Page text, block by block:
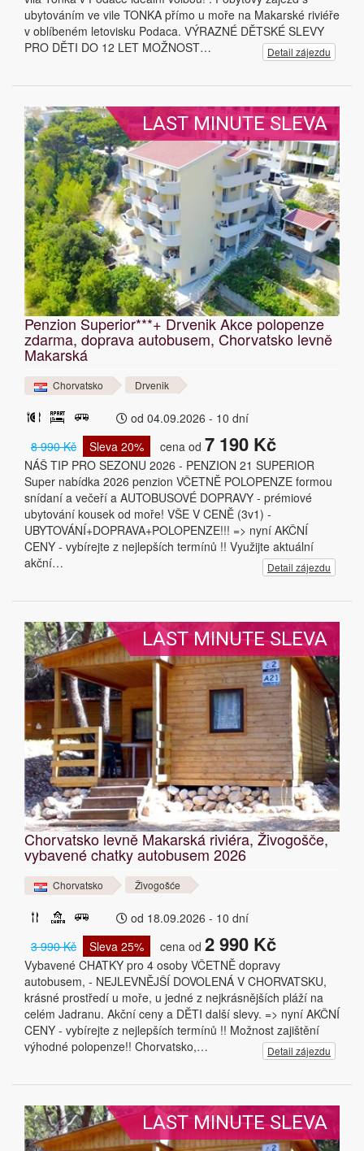
ubytováním ve vile TONKA přímo u moře na Makarské riviéře
v oblíbeném letovisku Podaca. VÝRAZNÉ DĚTSKÉ SLEVY
PRO DĚTI DO 12 LET MOŽNOST…
Detail zájezdu
LAST MINUTE SLEVA
Penzion Superior***+ Drvenik Akce polopenze
zdarma, doprava autobusem, Chorvatsko levně
Makarská
Chorvatsko Drvenik
od 04.09.2026 - 10 dní
8 990 Kč
Sleva 20% cena od 7 190 Kč
NÁŠ TIP PRO SEZONU 2026 - PENZION 21 SUPERIOR
Super nabídka 2026 penzion VČETNĚ POLOPENZE formou
snídaní a večeří a AUTOBUSOVÉ DOPRAVY - prémiové
ubytování kousek od moře! VŠE V CENĚ (3v1) -
UBYTOVÁNÍ+DOPRAVA+POLOPENZE!!! => nyní AKČNÍ
CENY - vybírejte z nejlepších termínů !! Využijte aktuální
akční…
Detail zájezdu
LAST MINUTE SLEVA
Chorvatsko levně Makarská riviéra, Živogošče,
vybavené chatky autobusem 2026
Chorvatsko Živogošće
od 18.09.2026 - 10 dní
3 990 Kč
Sleva 25% cena od 2 990 Kč
Vybavené CHATKY pro 4 osoby VČETNĚ dopravy
autobusem, - NEJLEVNĚJŠÍ DOVOLENÁ V CHORVATSKU,
krásné prostředí u moře, u jedné z nejkrásnějších pláží na
celém Jadranu. Akční ceny a DĚTI další slevy. => nyní AKČNÍ
CENY - vybírejte z nejlepších termínů !! Možnost zajištění
výhodné polopenze!! Chorvatsko,…
Detail zájezdu
LAST MINUTE SLEVA